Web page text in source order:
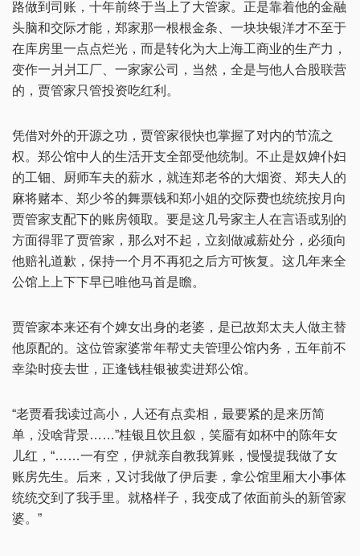
路做到司账，十年前终于当上了大管家。正是靠着他的金融
头脑和交际才能，郑家那一根根金条、一块块银洋才不至于
在库房里一点点烂光，而是转化为大上海工商业的生产力，
变作一爿爿工厂、一家家公司，当然，全是与他人合股联营
的，贾管家只管投资吃红利。
凭借对外的开源之功，贾管家很快也掌握了对内的节流之
权。郑公馆中人的生活开支全部受他统制。不止是奴婢仆妇
的工钿、厨师车夫的薪水，就连郑老爷的大烟资、郑夫人的
麻将赌本、郑少爷的舞票钱和郑小姐的交际费也统统按月向
贾管家支配下的账房领取。要是这几号家主人在言语或别的
方面得罪了贾管家，那么对不起，立刻做减薪处分，必须向
他赔礼道歉，保持一个月不再犯之后方可恢复。这几年来全
公馆上上下下早已唯他马首是瞻。
贾管家本来还有个婢女出身的老婆，是已故郑太夫人做主替
他原配的。这位管家婆常年帮丈夫管理公馆内务，五年前不
幸染时疫去世，正逢钱桂银被卖进郑公馆。
“老贾看我读过高小，人还有点卖相，最要紧的是来历简
单，没啥背景……”桂银且饮且叙，笑靥有如杯中的陈年女
儿红，“……一有空，伊就亲自教我算账，慢慢提我做了女
账房先生。后来，又讨我做了伊后妻，拿公馆里厢大小事体
统统交到了我手里。就格样子，我变成了侬面前头的新管家
婆。”